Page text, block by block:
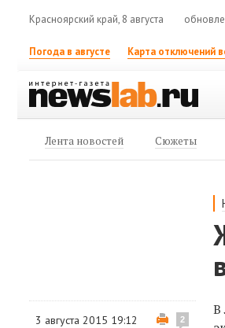
Красноярский край, 8 августа
Погода в августе Карта отключений
Лента новостей Сюжеты
3 августа 2015 19:12 2
В